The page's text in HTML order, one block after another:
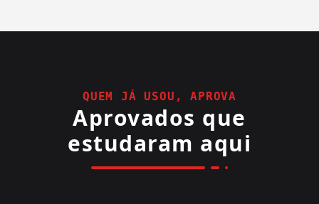
simulados e redações.
QUEM JÁ USOU, APROVA
Aprovados que
estudaram aqui